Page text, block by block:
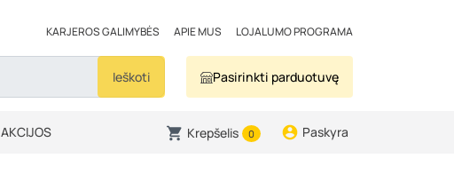
KARJEROS GALIMYBĖS APIE MUS LOJALUMO PROGRAMA
Ieškoti Pasirinkti parduotuvę
AKCIJOS Krepšelis 0 Paskyra